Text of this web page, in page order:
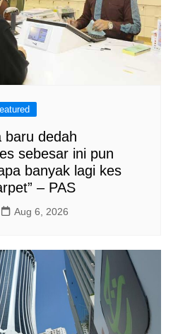
baru dedah
sebesar ini pun
banyak lagi kes
– PAS
Aug 6, 2026